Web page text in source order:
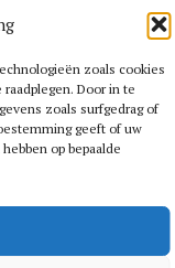
zoals cookies
Door in te
zoals surfgedrag of
geeft of uw
op bepaalde